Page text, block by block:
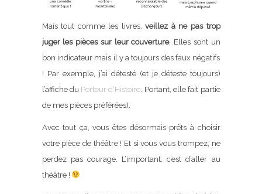
Mais tout comme les livres,veillez à ne pas trop
juger les pièces sur leur couverture. Elles sont un
bon indicateur mais il y a toujours des faux négatifs
! Par exemple, j’ai détesté (et je déteste toujours)
l’affiche du Porteur d’Histoire . Portant, elle fait partie
de mes pièces préférées).
Avec tout ça, vous êtes désormais prêts à choisir
votre pièce de théâtre ! Et si vous vous trompez, ne
perdez pas courage. L’important, c’est d’aller au
théâtre !